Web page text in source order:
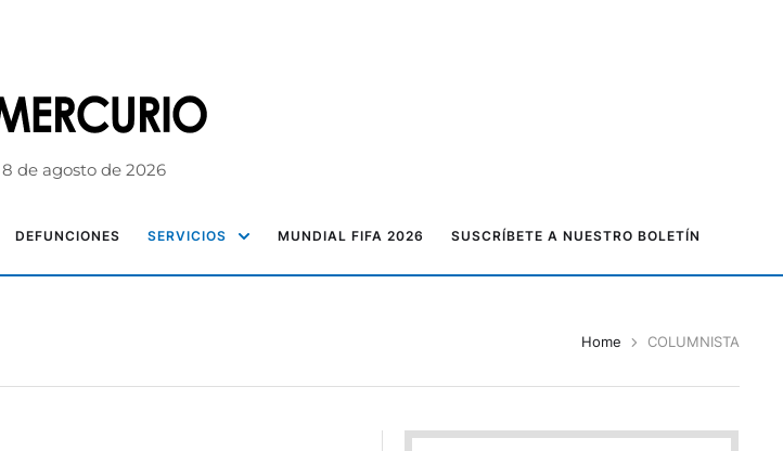
8 de agosto de 2026
DEFUNCIONES SERVICIOS MUNDIAL FIFA 2026 SUSCRÍBETE A NUESTRO BOLETÍN
Home COLUMNISTA